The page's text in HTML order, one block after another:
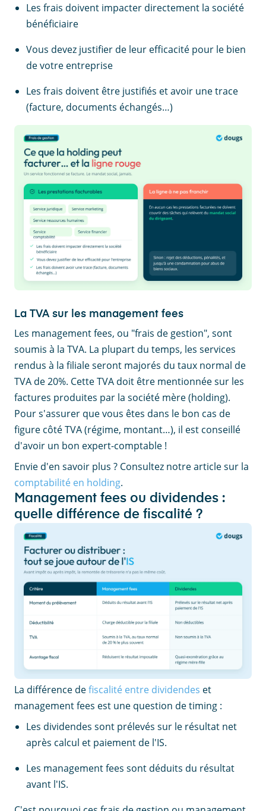
Les frais doivent impacter directement la société
bénéficiaire
Vous devez justifier de leur efficacité pour le bien
de votre entreprise
Les frais doivent être justifiés et avoir une trace
(facture, documents échangés…)
La TVA sur les management fees
Les management fees, ou "frais de gestion", sont
soumis à la TVA. La plupart du temps, les services
rendus à la filiale seront majorés du taux normal de
TVA de 20%. Cette TVA doit être mentionnée sur les
factures produites par la société mère (holding).
Pour s'assurer que vous êtes dans le bon cas de
figure côté TVA (régime, montant…), il est conseillé
d'avoir un bon expert-comptable !
Envie d'en savoir plus ? Consultez notre article sur la
comptabilité en holding.
Management fees ou dividendes :
quelle différence de fiscalité ?
La différence defiscalité entre dividendes et
management fees est une question de timing :
Les dividendes sont prélevés sur le résultat net
après calcul et paiement de l'IS.
Les management fees sont déduits du résultat
avant l'IS.